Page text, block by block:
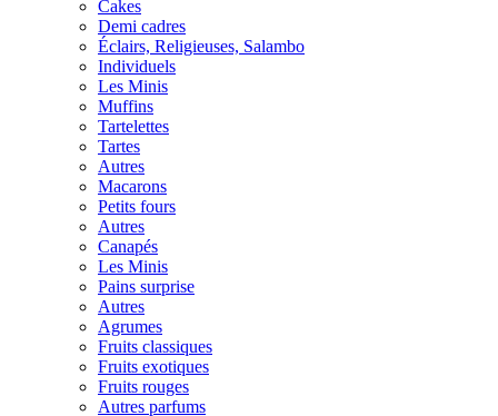
Cakes
Demi cadres
Éclairs, Religieuses, Salambo
Individuels
Les Minis
Muffins
Tartelettes
Tartes
Autres
Macarons
Petits fours
Autres
Canapés
Les Minis
Pains surprise
Autres
Agrumes
Fruits classiques
Fruits exotiques
Fruits rouges
Autres parfums